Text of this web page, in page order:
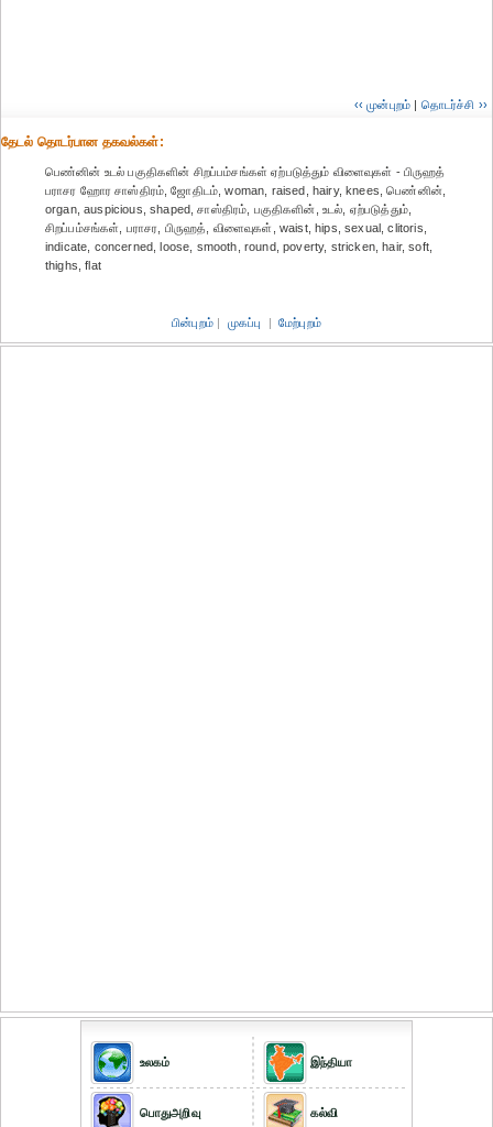
‹‹ முன்புறம் | தொடர்ச்சி ››
தேட‌ல் தொட‌ர்பான தகவ‌ல்க‌ள்:
பெண்னின் உடல் பகுதிகளின் சிறப்பம்சங்கள் ஏற்படுத்தும் விளைவுகள் - பிருஹத்
பராசர ஹோர சாஸ்திரம், ஜோதிடம், woman, raised, hairy, knees, பெண்னின்,
organ, auspicious, shaped, சாஸ்திரம், பகுதிகளின், உடல், ஏற்படுத்தும்,
சிறப்பம்சங்கள், பராசர, பிருஹத், விளைவுகள், waist, hips, sexual, clitoris,
indicate, concerned, loose, smooth, round, poverty, stricken, hair, soft,
thighs, flat
பின்புறம் | முகப்பு | மேற்புறம்
உலகம்
பொதுஅறிவு
இந்தியா
கல்வி